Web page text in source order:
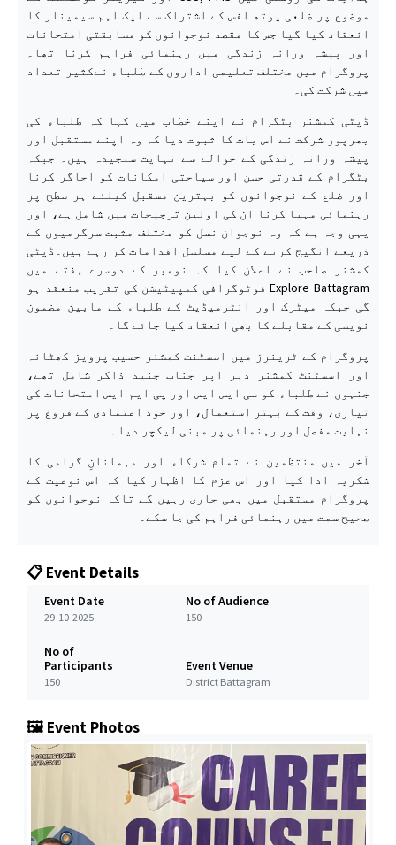
موضوع پر ضلعی یوتھ افس کے اشتراک سے ایک اہم سیمینار کا
انعقاد کیا گیا جس کا مقصد نوجوانوں کو مسابقتی امتحانات
اور پیشہ ورانہ زندگی میں رہنمائی فراہم کرنا تھا۔
پروگرام میں مختلف تعلیمی اداروں کے طلباء نےکثیر تعداد
میں شرکت کی۔
ڈپٹی کمشنر بٹگرام نے اپنے خطاب میں کہا کہ طلباء کی
بھرپور شرکت نے اس بات کا ثبوت دیا کہ وہ اپنے مستقبل اور
پیشہ ورانہ زندگی کے حوالے سے نہایت سنجیدہ ہیں۔ جبکہ
بٹگرام کے قدرتی حسن اور سیاحتی امکانات کو اجاگر کرنا
اور ضلع کے نوجوانوں کو بہترین مسقبل کیلئے ہر سطح پر
رہنمائی مہیا کرنا ان کی اولین ترجیحات میں شامل ہے، اور
یہی وجہ ہے کہ وہ نوجوان نسل کو مختلف مثبت سرگرمیوں کے
ذریعے انگیج کرنے کے لیے مسلسل اقدامات کر رہے ہیں۔ڈپٹی
کمشنر صاحب نے اعلان کیا کہ نومبر کے دوسرے ہفتے میں
Explore Battagram فوٹوگرافی کمپیٹیشن کی تقریب منعقد ہو
گی جبکہ میٹرک اور انٹرمیڈیٹ کے طلباء کے مابین مضمون
نویسی کے مقابلے کا بھی انعقاد کیا جائے گا۔
پروگرام کے ٹرینرز میں اسسٹنٹ کمشنر حسیب پرویز کھٹانہ
اور اسسٹنٹ کمشنر دیر اپر جناب جنید ذاکر شامل تھے،
جنہوں نے طلباء کو سی ایس ایس اور پی ایم ایس امتحانات کی
تیاری، وقت کے بہتر استعمال، اور خود اعتمادی کے فروغ پر
نہایت مفصل اور رہنمائی پر مبنی لیکچر دیا۔
آخر میں منتظمین نے تمام شرکاء اور مہمانانِ گرامی کا
شکریہ ادا کیا اور اس عزم کا اظہار کیا کہ اس نوعیت کے
پروگرام مستقبل میں بھی جاری رہیں گے تاکہ نوجوانوں کو
صحیح سمت میں رہنمائی فراہم کی جا سکے۔
📋 Event Details
Event Date
29-10-2025
No of Audience
150
No of
Participants
150
Event Venue
District Battagram
🖼️ Event Photos